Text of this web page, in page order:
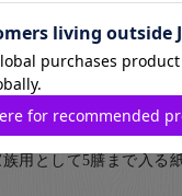
ついて
ッピングとして紙箱と
用として5膳まで入る